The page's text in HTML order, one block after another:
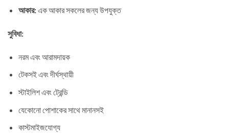
আকার:এক আকার সকলের জন্য উপযুক্ত
সুবিধা:
নরম এবং আরামদায়ক
টেকসই এবং দীর্ঘস্থায়ী
স্টাইলিশ এবং ট্রেন্ডি
যেকোনো পোশাকের সাথে মানানসই
কাস্টমাইজযোগ্য